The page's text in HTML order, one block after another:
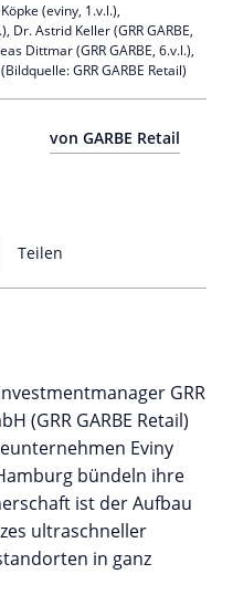
von GARBE Retail
Teilen
(eviny, 1.v.l.),
Astrid Keller (GRR GARBE,
Dittmar (GRR GARBE, 6.v.l.),
GRR GARBE Retail)
GRR
(GRR GARBE Retail)
Eviny
bündeln ihre
ist der Aufbau
ultraschneller
in ganz